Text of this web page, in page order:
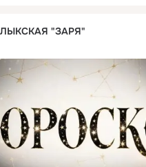
"ЗАРЯ"